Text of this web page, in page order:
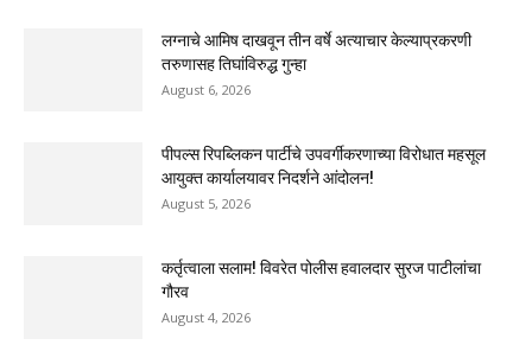
लग्नाचे आमिष दाखवून तीन वर्षे अत्याचार केल्याप्रकरणी
तरुणासह तिघांविरुद्ध गुन्हा
August 6, 2026
पीपल्स रिपब्लिकन पार्टीचे उपवर्गीकरणाच्या विरोधात महसूल
आयुक्त कार्यालयावर निदर्शने आंदोलन!
August 5, 2026
कर्तृत्वाला सलाम! विवरेत पोलीस हवालदार सुरज पाटीलांचा
गौरव
August 4, 2026